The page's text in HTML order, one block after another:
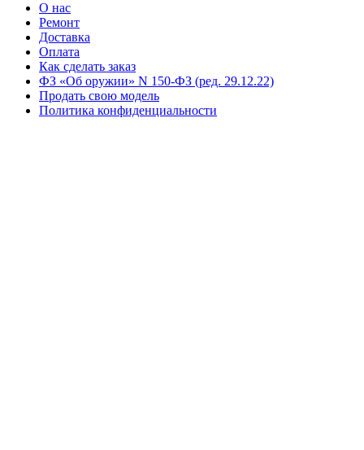
О нас
Ремонт
Доставка
Оплата
Как сделать заказ
ФЗ «Об оружии» N 150-ФЗ (ред. 29.12.22)
Продать свою модель
Политика конфиденциальности